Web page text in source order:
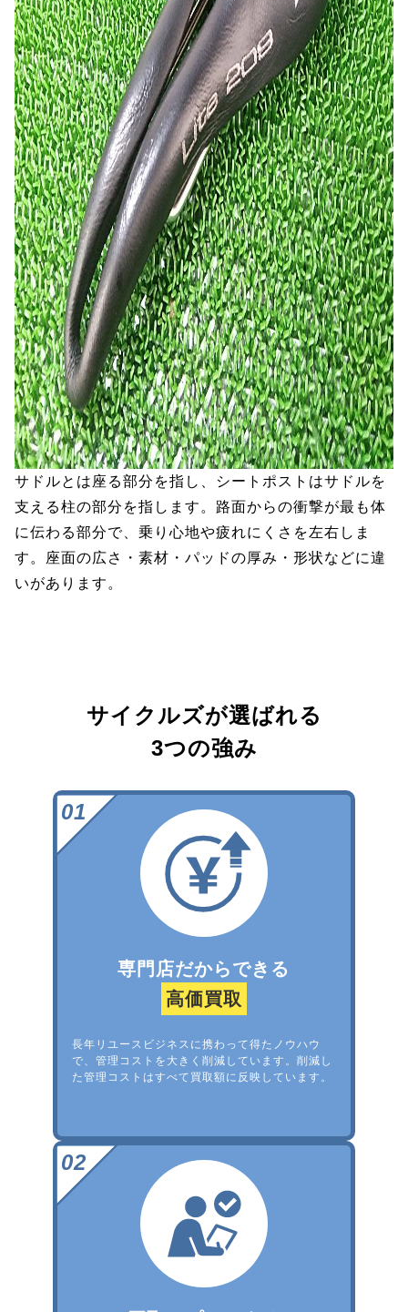
サドルとは座る部分を指し、シートポストはサドルを
支える柱の部分を指します。路面からの衝撃が最も体
に伝わる部分で、乗り心地や疲れにくさを左右しま
す。座面の広さ・素材・パッドの厚み・形状などに違
いがあります。
サイクルズが選ばれる
3つの強み
専門店だからできる
高価買取
長年リユースビジネスに携わって得たノウハウ
で、管理コストを大きく削減しています。削減し
た管理コストはすべて買取額に反映しています。